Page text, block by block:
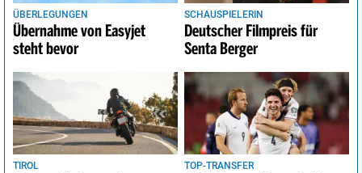
ÜBERLEGUNGEN
Übernahme von Easyjet
steht bevor
SCHAUSPIELERIN
Deutscher Filmpreis für
Senta Berger
TIROL TOP-TRANSFER